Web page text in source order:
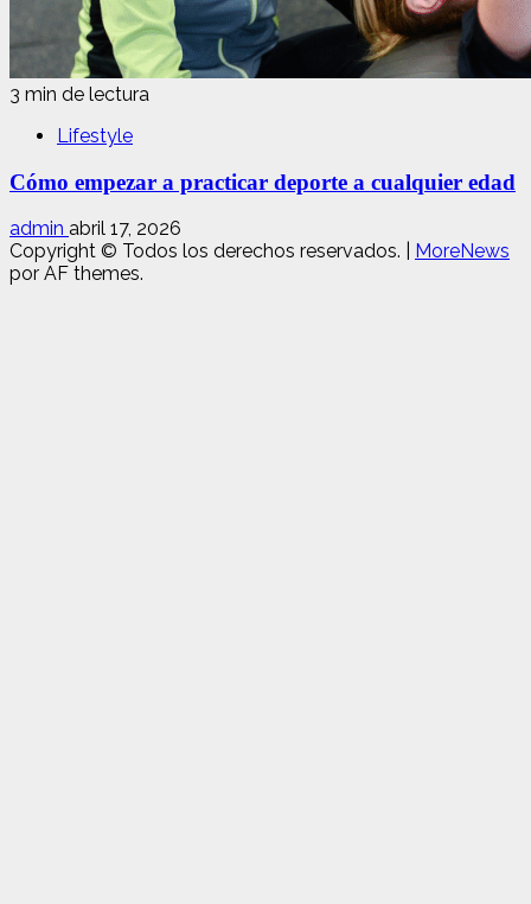
3 min de lectura
Lifestyle
Cómo empezar a practicar deporte a cualquier edad
admin abril 17, 2026
Copyright © Todos los derechos reservados.
MoreNews
por AF themes.